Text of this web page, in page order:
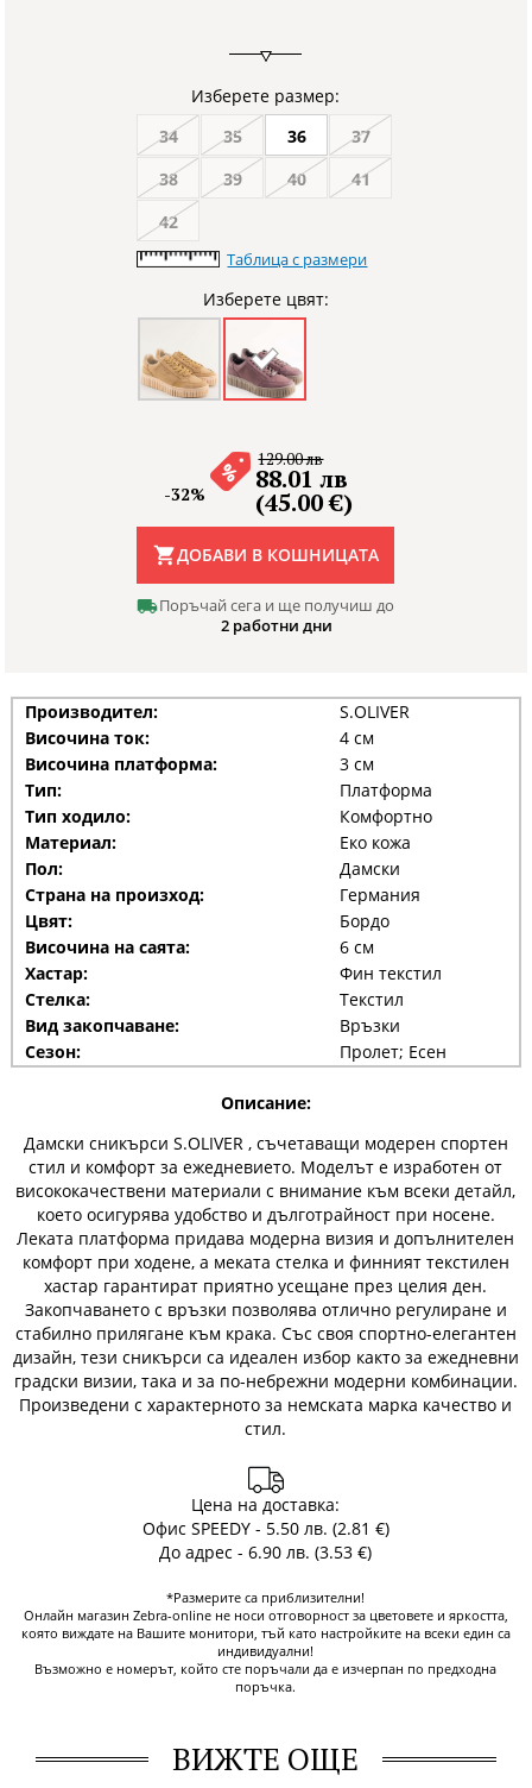
Изберете размер:
34
35 36
37
38
39 40
41
42
Таблица с размери
Изберете цвят:
-32%
129.00 лв
88.01 лв
(45.00 €)
ДОБАВИ В КОШНИЦАТА
Поръчай сега и ще получиш до
2 работни дни
Производител:
S.OLIVER
Височина ток:
4 см
Височина платформа:
3 см
Тип:
Платформа
Тип ходило:
Комфортно
Материал:
Еко кожа
Пол:
Дамски
Страна на произход:
Германия
Цвят:
Бордо
Височина на саята:
6 см
Хастар:
Фин текстил
Стелка:
Текстил
Вид закопчаване:
Връзки
Сезон:
Пролет; Есен
Описание:
Дамски сникърси S.OLIVER, съчетаващи модерен спортен
стил и комфорт за ежедневието. Моделът е изработен от
висококачествени материали с внимание към всеки детайл,
което осигурява удобство и дълготрайност при носене.
Леката платформа придава модерна визия и допълнителен
комфорт при ходене, а меката стелка и финният текстилен
хастар гарантират приятно усещане през целия ден.
Закопчаването с връзки позволява отлично регулиране и
стабилно прилягане към крака. Със своя спортно-елегантен
дизайн, тези сникърси са идеален избор както за ежедневни
градски визии, така и за по-небрежни модерни комбинации.
Произведени с характерното за немската марка качество и
стил.
Цена на доставка:
Офис SPEEDY - 5.50 лв. (2.81 €)
До адрес - 6.90 лв. (3.53 €)
*Размерите са приблизителни!
Онлайн магазин Zebra-online не носи отговорност за цветовете и яркостта,
която виждате на Вашите монитори, тъй като настройките на всеки един са
индивидуални!
Възможно е номерът, който сте поръчали да е изчерпан по предходна
поръчка.
ВИЖТЕ ОЩЕ